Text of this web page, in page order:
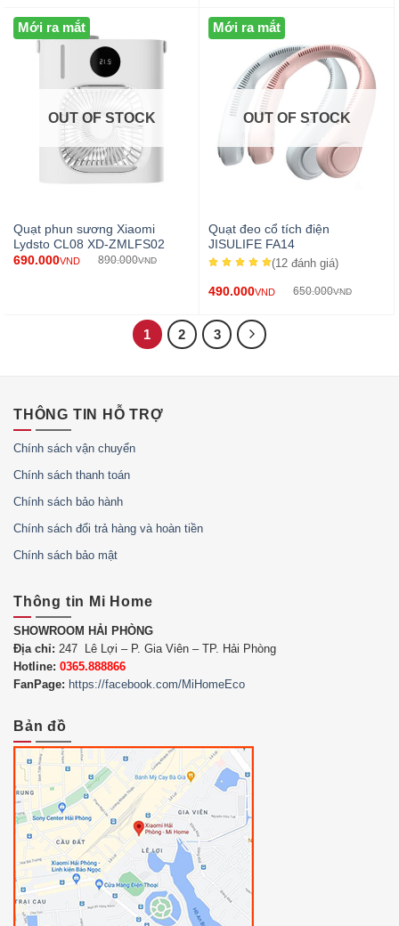
Mới ra mắt
OUT OF STOCK
Quạt phun sương Xiaomi
Lydsto CL08 XD-ZMLFS02
690.000VND 890.000VND
Mới ra mắt
OUT OF STOCK
Quạt đeo cổ tích điện
JISULIFE FA14
(12 đánh giá)
490.000VND 650.000VND
1 2 3
THÔNG TIN HỖ TRỢ
Chính sách vận chuyển
Chính sách thanh toán
Chính sách bảo hành
Chính sách đổi trả hàng và hoàn tiền
Chính sách bảo mật
Thông tin Mi Home
SHOWROOM HẢI PHÒNG
Địa chỉ: 247 Lê Lợi – P. Gia Viên – TP. Hải Phòng
Hotline: 0365.888866
FanPage: https://facebook.com/MiHomeEco
Bản đồ